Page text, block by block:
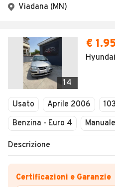
Viadana (MN)
14
€
Usato Aprile 2006
Benzina - Euro 4
Manuale
Descrizione
Certificazioni e Garanzie